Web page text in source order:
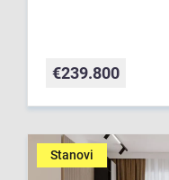
€239.800
Stanovi